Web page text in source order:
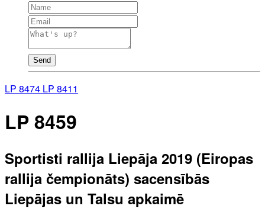
Send
LP 8474 LP 8411
LP 8459
Sportisti rallija Liepāja 2019 (Eiropas
rallija čempionāts) sacensībās
Liepājas un Talsu apkaimē